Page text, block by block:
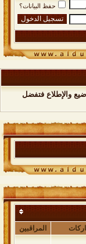
حفظ البيانات؟
والإطلاع فتفضل
المراقبين